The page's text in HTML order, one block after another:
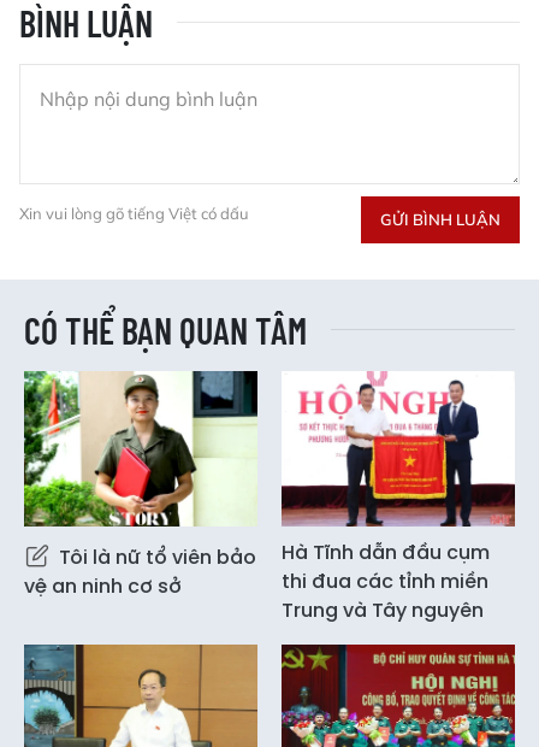
BÌNH LUẬN
Xin vui lòng gõ tiếng Việt có dấu GỬI BÌNH LUẬN
CÓ THỂ BẠN QUAN TÂM
Tôi là nữ tổ viên bảo
vệ an ninh cơ sở
Hà Tĩnh dẫn đầu cụm
thi đua các tỉnh miền
Trung và Tây nguyên